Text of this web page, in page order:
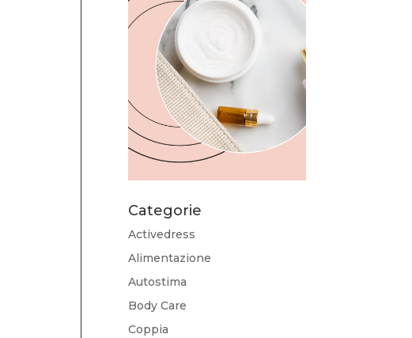
Categorie
Activedress
Alimentazione
Autostima
Body Care
Coppia